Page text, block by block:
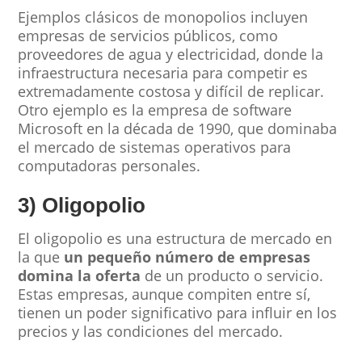
Ejemplos clásicos de monopolios incluyen
empresas de servicios públicos, como
proveedores de agua y electricidad, donde la
infraestructura necesaria para competir es
extremadamente costosa y difícil de replicar.
Otro ejemplo es la empresa de software
Microsoft en la década de 1990, que dominaba
el mercado de sistemas operativos para
computadoras personales.
3) Oligopolio
El oligopolio es una estructura de mercado en
la que un pequeño número de empresas
domina la oferta de un producto o servicio.
Estas empresas, aunque compiten entre sí,
tienen un poder significativo para influir en los
precios y las condiciones del mercado.